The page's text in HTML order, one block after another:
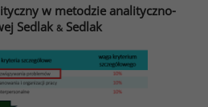
w metodzie analityczno-
Sedlak &Sedlak